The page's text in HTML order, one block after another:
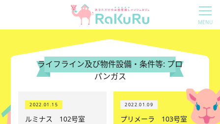
ライフライン及び物件設備・条件等: プロ
パンガス
2022.01.15
ルミナス 102号室
2022.01.09
プリメーラ 103号室